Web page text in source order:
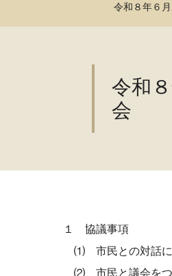
令和８年６
令和
会
１ 協議事項
⑴ 市民との対話に
⑵ 市民と議会をつ